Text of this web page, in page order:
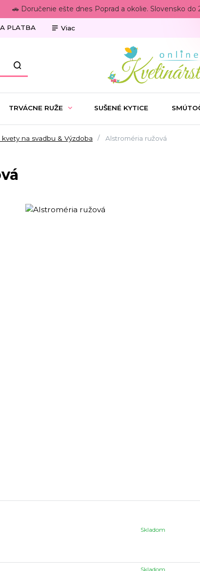
🚗 Doručenie ešte dnes Poprad a okolie. Slovensko do
PLATBA Viac
TRVÁCNE RUŽE SUŠENÉ KYTICE
kvety na svadbu & Výzdoba Alstroméria ružová
Skladom
Skladom